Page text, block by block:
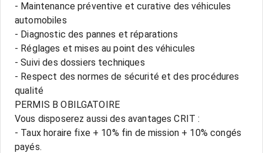
- Maintenance préventive et curative des véhicules
automobiles
- Diagnostic des pannes et réparations
- Réglages et mises au point des véhicules
- Suivi des dossiers techniques
- Respect des normes de sécurité et des procédures
qualité
PERMIS B OBILGATOIRE
Vous disposerez aussi des avantages CRIT :
- Taux horaire fixe + 10% fin de mission + 10% congés
payés.